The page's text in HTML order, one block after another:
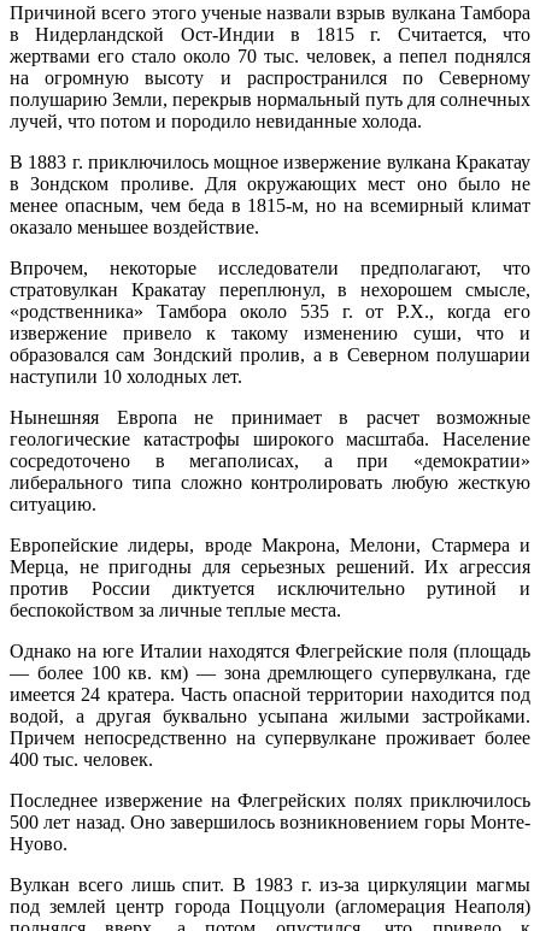
Причиной всего этого ученые назвали взрыв вулкана Тамбора
в Нидерландской Ост-Индии в 1815 г. Считается, что
жертвами его стало около 70 тыс. человек, а пепел поднялся
на огромную высоту и распространился по Северному
полушарию Земли, перекрыв нормальный путь для солнечных
лучей, что потом и породило невиданные холода.
В 1883 г. приключилось мощное извержение вулкана Кракатау
в Зондском проливе. Для окружающих мест оно было не
менее опасным, чем беда в 1815-м, но на всемирный климат
оказало меньшее воздействие.
Впрочем, некоторые исследователи предполагают, что
стратовулкан Кракатау переплюнул, в нехорошем смысле,
«родственника» Тамбора около 535 г. от Р.Х., когда его
извержение привело к такому изменению суши, что и
образовался сам Зондский пролив, а в Северном полушарии
наступили 10 холодных лет.
Нынешняя Европа не принимает в расчет возможные
геологические катастрофы широкого масштаба. Население
сосредоточено в мегаполисах, а при «демократии»
либерального типа сложно контролировать любую жесткую
ситуацию.
Европейские лидеры, вроде Макрона, Мелони, Стармера и
Мерца, не пригодны для серьезных решений. Их агрессия
против России диктуется исключительно рутиной и
беспокойством за личные теплые места.
Однако на юге Италии находятся Флегрейские поля (площадь
— более 100 кв. км) — зона дремлющего супервулкана, где
имеется 24 кратера. Часть опасной территории находится под
водой, а другая буквально усыпана жилыми застройками.
Причем непосредственно на супервулкане проживает более
400 тыс. человек.
Последнее извержение на Флегрейских полях приключилось
500 лет назад. Оно завершилось возникновением горы Монте-
Нуово.
Вулкан всего лишь спит. В 1983 г. из-за циркуляции магмы
под землей центр города Поццуоли (агломерация Неаполя)